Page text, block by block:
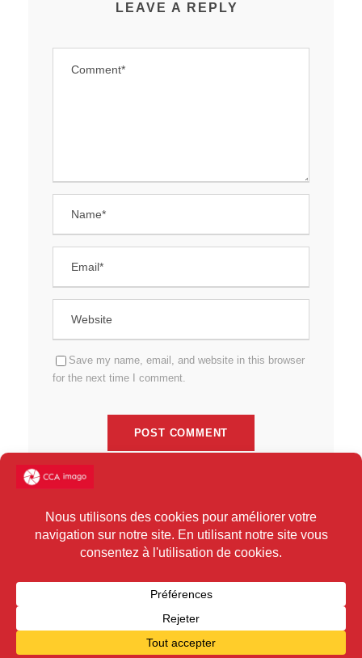
LEAVE A REPLY
Save my name, email, and website in this browser
for the next time I comment.
Ce site utilise Akismet pour réduire les indésirables.En savoir
COPYRIGHT CCA IMAGO 2025